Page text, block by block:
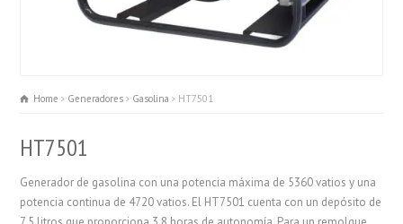
Home Generadores Gasolina HT7501
HT7501
Generador de gasolina con una potencia máxima de 5360 vatios y una
potencia continua de 4720 vatios. El HT7501 cuenta con un depósito de